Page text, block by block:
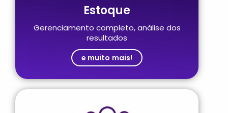
Estoque
Gerenciamento completo, análise dos
resultados
e muito mais!